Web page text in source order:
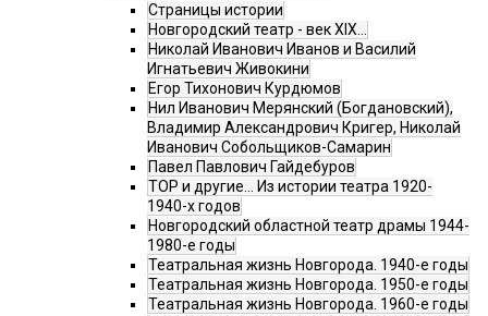
Страницы истории
Новгородский театр - век XIX…
Николай Иванович Иванов и Василий
Игнатьевич Живокини
Егор Тихонович Курдюмов
Нил Иванович Мерянский (Богдановский),
Владимир Александрович Кригер, Николай
Иванович Собольщиков-Самарин
Павел Павлович Гайдебуров
ТОР и другие… Из истории театра 1920-
1940-х годов
Новгородский областной театр драмы 1944-
1980-е годы
Театральная жизнь Новгорода. 1940-е годы
Театральная жизнь Новгорода. 1950-е годы
Театральная жизнь Новгорода. 1960-е годы